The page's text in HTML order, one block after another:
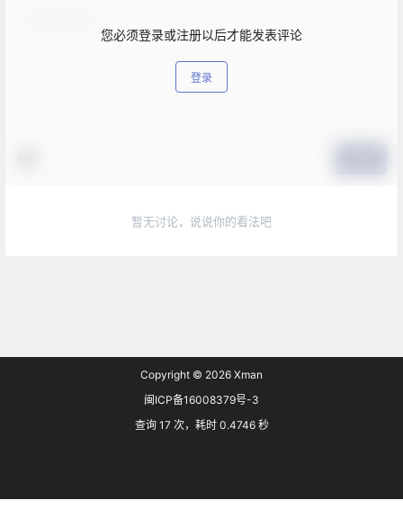
您必须登录或注册以后才能发表评论
登录
暂无讨论，说说你的看法吧
Copyright © 2026 Xman
闽ICP备16008379号-3
查询 17 次，耗时 0.4746 秒